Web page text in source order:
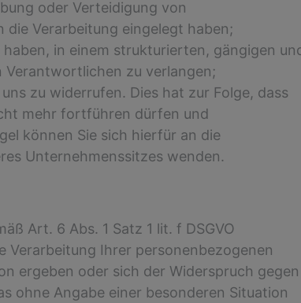
oder Verteidigung von
die Verarbeitung eingelegt haben;
in einem strukturierten, gängigen
Verantwortlichen zu verlangen;
zu widerrufen. Dies hat zur Folge, dass
mehr fortführen dürfen und
können Sie sich hierfür an die
Unternehmenssitzes wenden.
Art. 6 Abs. 1 Satz 1 lit. f DSGVO
Verarbeitung Ihrer personenbezogenen
ergeben oder sich der Widerspruch gegen
ohne Angabe einer besonderen Situation